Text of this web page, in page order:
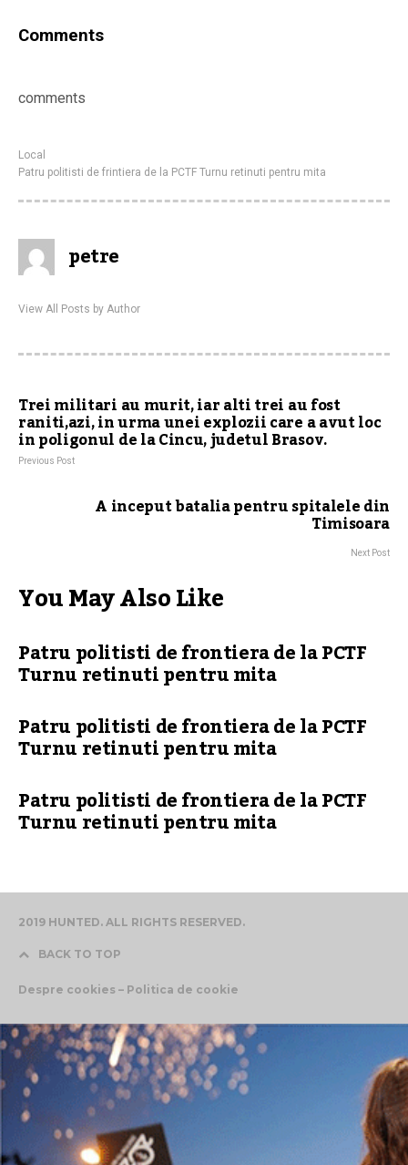
Comments
comments
Local
Patru politisti de frintiera de la PCTF Turnu retinuti pentru mita
petre
View All Posts by Author
Trei militari au murit, iar alti trei au fost
raniti,azi, in urma unei explozii care a avut loc
in poligonul de la Cincu, judetul Brasov.
Previous Post
A inceput batalia pentru spitalele din
Timisoara
Next Post
You May Also Like
Patru politisti de frontiera de la PCTF
Turnu retinuti pentru mita
Patru politisti de frontiera de la PCTF
Turnu retinuti pentru mita
Patru politisti de frontiera de la PCTF
Turnu retinuti pentru mita
2019 HUNTED. ALL RIGHTS RESERVED.
BACK TO TOP
Despre cookies – Politica de cookie